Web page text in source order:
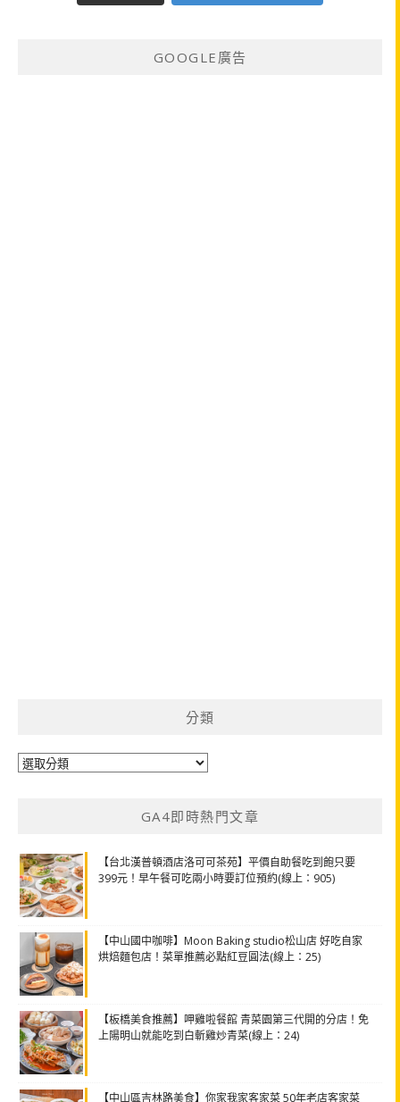
GOOGLE廣告
分類
分
GA4即時熱門文章
【台北漢普頓酒店洛可可茶苑】平價自助餐吃到飽只要
399元！早午餐可吃兩小時要訂位預約(線上：905)
【中山國中咖啡】Moon Baking studio松山店 好吃自家
烘焙麵包店！菜單推薦必點紅豆圓法(線上：25)
【板橋美食推薦】呷雞啦餐館 青菜園第三代開的分店！免
上陽明山就能吃到白斬雞炒青菜(線上：24)
【中山區吉林路美食】你家我家客家菜 50年老店客家菜